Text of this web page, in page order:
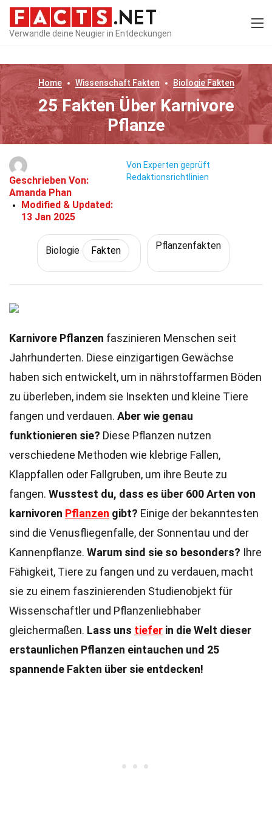
Verwandle deine Neugier in Entdeckungen
Home Wissenschaft Fakten BiologieFakten
25 Fakten Über Karnivore
Pflanze
Geschrieben Von:
Amanda Phan
Modified & Updated:
13 Jan 2025
Von Experten geprüft
Redaktionsrichtlinien
Biologie Fakten Pflanzenfakten
Karnivore Pflanzen faszinieren Menschen seit
Jahrhunderten. Diese einzigartigen Gewächse
haben sich entwickelt, um in nährstoffarmen Böden
zu überleben, indem sie Insekten und kleine Tiere
fangen und verdauen. Aber wie genau
funktionieren sie? Diese Pflanzen nutzen
verschiedene Methoden wie klebrige Fallen,
Klappfallen oder Fallgruben, um ihre Beute zu
fangen. Wusstest du, dass es über 600 Arten von
karnivoren Pflanzen gibt? Einige der bekanntesten
sind die Venusfliegenfalle, der Sonnentau und der
Kannenpflanze. Warum sind sie so besonders? Ihre
Fähigkeit, Tiere zu fangen und zu verdauen, macht
sie zu einem faszinierenden Studienobjekt für
Wissenschaftler und Pflanzenliebhaber
gleichermaßen. Lass uns tiefer in die Welt dieser
erstaunlichen Pflanzen eintauchen und 25
spannende Fakten über sie entdecken!